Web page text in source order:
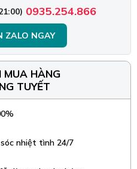
0935.254.866
ZALO NGAY
MUA HÀNG
TUYẾT
nhiệt tình 24/7